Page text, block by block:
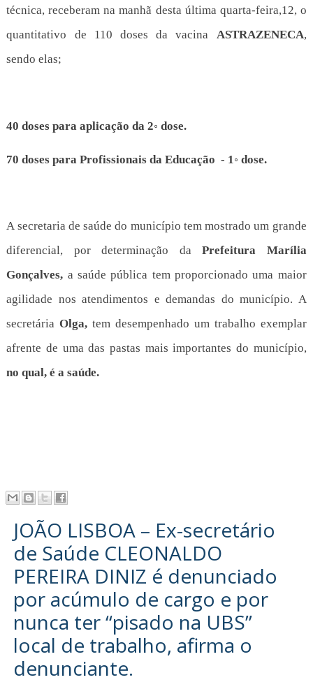
técnica, receberam na manhã desta última quarta-feira,12, o
quantitativo de 110 doses da vacina ASTRAZENECA,
sendo elas;
40 doses para aplicação da 2◦ dose.
70 doses para Profissionais da Educação - 1◦ dose.
A secretaria de saúde do município tem mostrado um grande
diferencial, por determinação daPrefeitura Marília
Gonçalves, a saúde pública tem proporcionado uma maior
agilidade nos atendimentos e demandas do município. A
secretáriaOlga, tem desempenhado um trabalho exemplar
afrente de uma das pastas mais importantes do município,
no qual, é a saúde.
JOÃO LISBOA – Ex-secretário
de Saúde CLEONALDO
PEREIRA DINIZ é denunciado
por acúmulo de cargo e por
nunca ter “pisado na UBS”
local de trabalho, afirma o
denunciante.